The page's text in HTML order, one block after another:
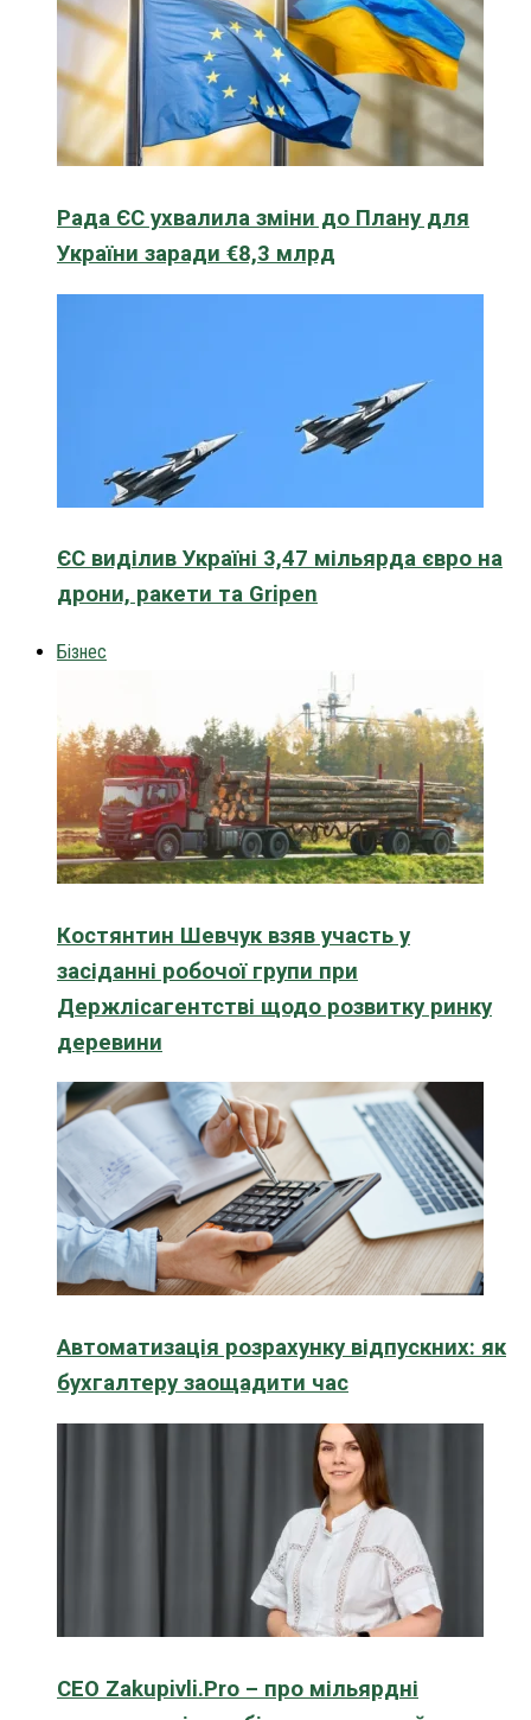
Рада ЄС ухвалила зміни до Плану для
України заради €8,3 млрд
ЄС виділив Україні 3,47 мільярда євро на
дрони, ракети та Gripen
Бізнес
Костянтин Шевчук взяв участь у
засіданні робочої групи при
Держлісагентстві щодо розвитку ринку
деревини
Автоматизація розрахунку відпускних: як
бухгалтеру заощадити час
CEO Zakupivli.Pro – про мільярдні